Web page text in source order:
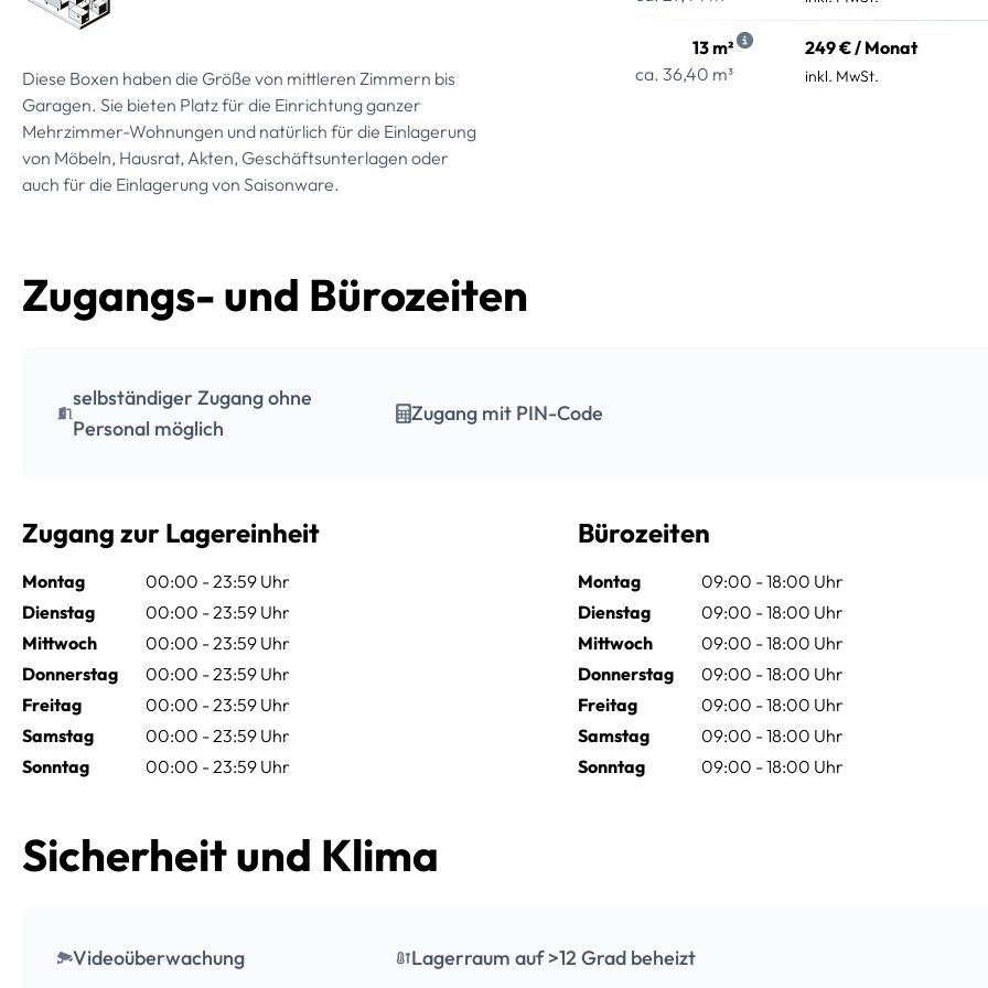
Diese Boxen haben die Größe von mittleren Zimmern bis
Garagen. Sie bieten Platz für die Einrichtung ganzer
Mehrzimmer-Wohnungen und natürlich für die Einlagerung
von Möbeln, Hausrat, Akten, Geschäftsunterlagen oder
auch für die Einlagerung von Saisonware.
13 m²
ca. 36,40 m³
249 € / Monat
inkl. MwSt.
Zugangs- und Bürozeiten
selbständiger Zugang ohne
Personal möglich
Zugang mit PIN-Code
Zugang zur Lagereinheit
Montag
00:00 - 23:59 Uhr
Dienstag
00:00 - 23:59 Uhr
Mittwoch
00:00 - 23:59 Uhr
Donnerstag
00:00 - 23:59 Uhr
Freitag
00:00 - 23:59 Uhr
Samstag
00:00 - 23:59 Uhr
Sonntag
00:00 - 23:59 Uhr
Bürozeiten
Montag
09:00 - 18:00 Uhr
Dienstag
09:00 - 18:00 Uhr
Mittwoch
09:00 - 18:00 Uhr
Donnerstag
09:00 - 18:00 Uhr
Freitag
09:00 - 18:00 Uhr
Samstag
09:00 - 18:00 Uhr
Sonntag
09:00 - 18:00 Uhr
Sicherheit und Klima
Videoüberwachung Lagerraum auf >12 Grad beheizt